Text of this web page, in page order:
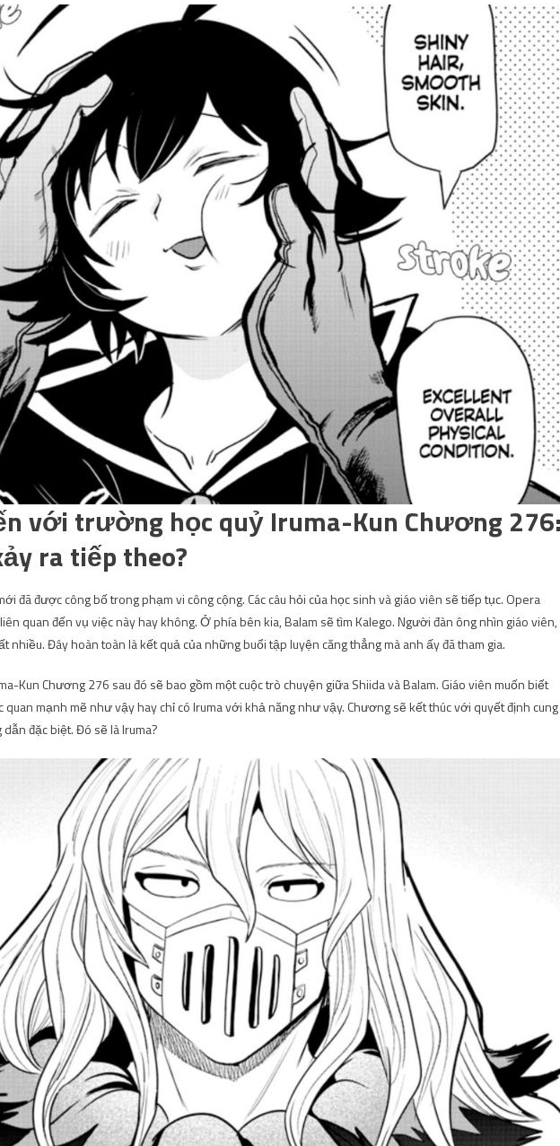
với trường học quỷ Iruma-Kun Chương
ra tiếp theo?
đã được công bố trong phạm vi công cộng. Các câu hỏi của học sinh và giáo viên sẽ tiếp tục. Opera
quan đến vụ việc này hay không. Ở phía bên kia, Balam sẽ tìm Kalego. Người đàn ông nhìn giáo viên,
nhiều. Đây hoàn toàn là kết quả của những buổi tập luyện căng thẳng mà anh ấy đã tham gia.
Kun Chương 276 sau đó sẽ bao gồm một cuộc trò chuyện giữa Shiida và Balam. Giáo viên muốn biết
quan mạnh mẽ như vậy hay chỉ có Iruma với khả năng như vậy. Chương sẽ kết thúc với quyết định cung
đặc biệt. Đó sẽ là Iruma?